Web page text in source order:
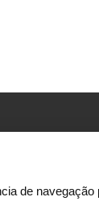
de
404 Lisboa